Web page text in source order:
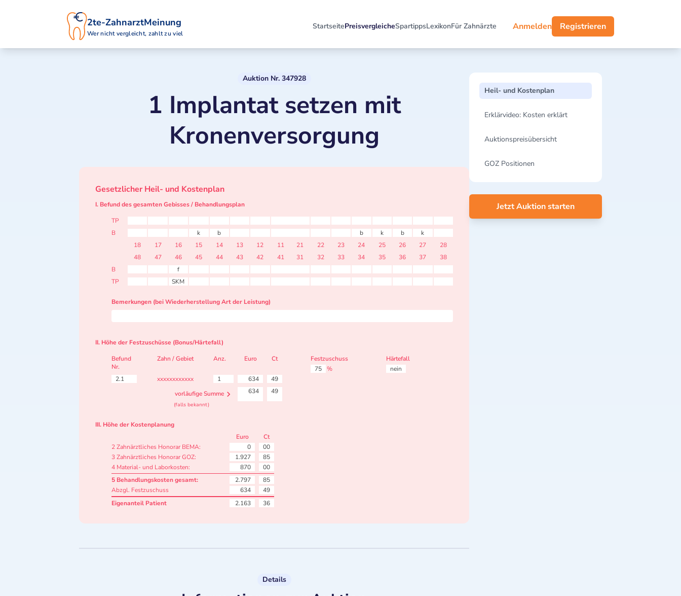
2te-ZahnarztMeinung
Wer nicht vergleicht, zahlt zu viel
StartseitePreisvergleicheSpartippsLexikonFür Zahnärzte Anmelden Registrieren
Auktion Nr. 347928
1 Implantat setzen mit
Kronenversorgung
Gesetzlicher Heil- und Kostenplan
I. Befund des gesamten Gebisses / Behandlungsplan
TP
B
k b b k b
k
18
17 16 15 14 13 12 11 21 22 23 24 25 26 27
28
48
47 46 45 44 43 42 41 31 32 33 34 35 36 37
38
B
f
TP
SKM
Bemerkungen (bei Wiederherstellung Art der Leistung)
II. Höhe der Festzuschüsse (Bonus/Härtefall)
Befund
Nr.
Zahn / Gebiet Anz. Euro Ct
2.1 xxxxxxxxxxxx 1 634
49
vorläufige Summe
634 49
(falls bekannt)
Festzuschuss
75
%
Härtefall
nein
III. Höhe der Kostenplanung
Euro
Ct
2 Zahnärztliches Honorar BEMA:
0
00
3 Zahnärztliches Honorar GOZ:
1.927
85
4 Material- und Laborkosten:
870
00
5 Behandlungskosten gesamt:
2.797
85
Abzgl. Festzuschuss
634
49
Eigenanteil Patient
2.163 36
Details
Heil- und Kostenplan
Erklärvideo: Kosten erklärt
Auktionspreisübersicht
GOZ Positionen
Jetzt Auktion starten